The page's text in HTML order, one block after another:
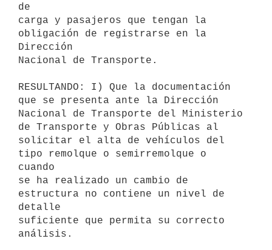
de
carga y pasajeros que tengan la
obligación de registrarse en la
Dirección
Nacional de Transporte.
RESULTANDO: I) Que la documentación
que se presenta ante la Dirección
Nacional de Transporte del Ministerio
de Transporte y Obras Públicas al
solicitar el alta de vehículos del
tipo remolque o semirremolque o
cuando
se ha realizado un cambio de
estructura no contiene un nivel de
detalle
suficiente que permita su correcto
análisis.